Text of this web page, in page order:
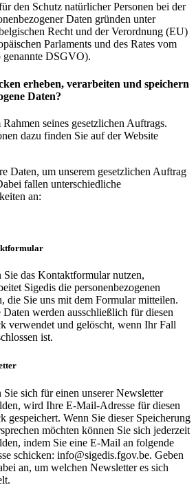
den Schutz natürlicher Personen bei der
Daten gründen unter
Recht und der Verordnung (EU)
Parlaments und des Rates vom
DSGVO).
erheben, verarbeiten und speichern
Daten?
seines gesetzlichen Auftrags.
dazu finden Sie auf der Website
Daten, um unserem gesetzlichen Auftrag
fallen unterschiedliche
an:
Sie das Kontaktformular nutzen,
Sigedis die personenbezogenen
die Sie uns mit dem Formular mitteilen.
Daten werden ausschließlich für diesen
verwendet und gelöscht, wenn Ihr Fall
ist.
Sie sich für einen unserer Newsletter
wird Ihre E-Mail-Adresse für diesen
gespeichert. Wenn Sie dieser Speicherung
möchten können Sie sich jederzeit
indem Sie eine E-Mail an folgende
schicken: info@sigedis.fgov.be. Geben
an, um welchen Newsletter es sich